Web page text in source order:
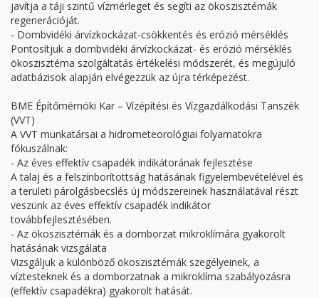
javítja a táji szintű vízmérleget és segíti az ökoszisztémák
regenerációját.
- Dombvidéki árvízkockázat-csökkentés és erózió mérséklés
Pontosítjuk a dombvidéki árvízkockázat- és erózió mérséklés
ökoszisztéma szolgáltatás értékelési módszerét, és megújuló
adatbázisok alapján elvégezzük az újra térképezést.
BME Építőmérnöki Kar – Vízépítési és Vízgazdálkodási Tanszék
(VVT)
A VVT munkatársai a hidrometeorológiai folyamatokra
fókuszálnak:
- Az éves effektív csapadék indikátorának fejlesztése
A talaj és a felszínborítottság hatásának figyelembevételével és
a területi párolgásbecslés új módszereinek használatával részt
veszünk az éves effektív csapadék indikátor
továbbfejlesztésében.
- Az ökoszisztémák és a domborzat mikroklímára gyakorolt
hatásának vizsgálata
Vizsgáljuk a különböző ökoszisztémák szegélyeinek, a
víztesteknek és a domborzatnak a mikroklíma szabályozásra
(effektív csapadékra) gyakorolt hatását.